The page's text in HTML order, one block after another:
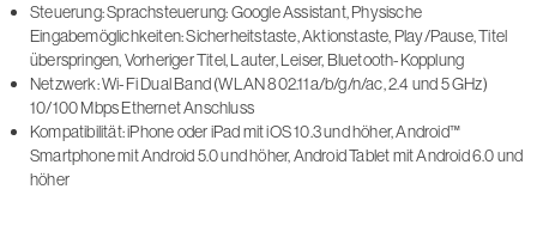
Steuerung: Sprachsteuerung: Google Assistant, Physische
Eingabemöglichkeiten: Sicherheitstaste, Aktionstaste, Play/Pause, Titel
überspringen, Vorheriger Titel, Lauter, Leiser, Bluetooth-Kopplung
Netzwerk: Wi-Fi Dual Band (WLAN 802.11a/b/g/n/ac, 2.4 und 5 GHz)
10/100 Mbps Ethernet Anschluss
Kompatibilität: iPhone oder iPad mit iOS 10.3 und höher, Android™
Smartphone mit Android 5.0 und höher, Android Tablet mit Android 6.0 und
höher